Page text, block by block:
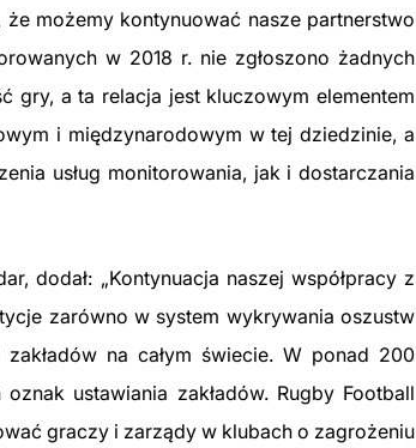
możemy kontynuować nasze partnerstwo
w 2018 r. nie zgłoszono żadnych
gry, a ta relacja jest kluczowym elementem
i międzynarodowym w tej dziedzinie, a
usług monitorowania, jak i dostarczania
dodał: „Kontynuacja naszej współpracy z
zarówno w system wykrywania oszustw
na całym świecie. W ponad 200
ustawiania zakładów. Rugby Football
graczy i zarządy w klubach o zagrożeniu